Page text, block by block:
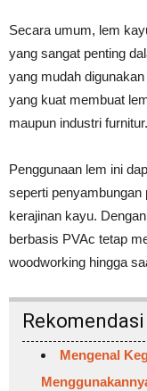
Secara umum, lem
yang sangat penting
yang mudah
yang kuat membuat
maupun industri furnitur.
Penggunaan lem ini
seperti penyambungan
kerajinan kayu.
berbasis PVAc tetap
woodworking hingga
Mengenal